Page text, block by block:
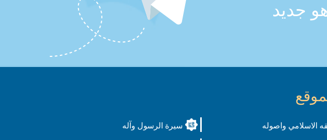
جديد
الاسلامي واصوله سيرة الرسول وآله